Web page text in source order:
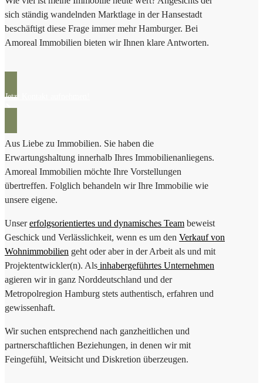
sich ständig wandelnden Marktlage in der Hansestadt
beschäftigt diese Frage immer mehr Hamburger. Bei
Amoreal Immobilien bieten wir Ihnen klare Antworten.
Jetzt Kontakt aufnehmen!
Aus Liebe zu Immobilien. Sie haben die
Erwartungshaltung innerhalb Ihres Immobilienanliegens.
Amoreal Immobilien möchte Ihre Vorstellungen
übertreffen. Folglich behandeln wir Ihre Immobilie wie
unsere eigene.
Unsererfolgsorientiertes und dynamisches Team beweist
Geschick und Verlässlichkeit, wenn es um den Verkauf von
Wohnimmobilien geht oder aber in der Arbeit als und mit
Projektentwickler(n). Als inhabergeführtes Unternehmen
agieren wir in ganz Norddeutschland und der
Metropolregion Hamburg stets authentisch, erfahren und
gewissenhaft.
Wir suchen entsprechend nach ganzheitlichen und
partnerschaftlichen Beziehungen, in denen wir mit
Feingefühl, Weitsicht und Diskretion überzeugen.